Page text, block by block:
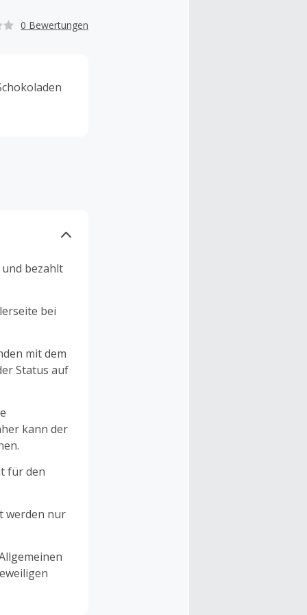
0 Bewertungen
bezahlt
bei
mit dem
Status auf
kann der
für den
werden nur